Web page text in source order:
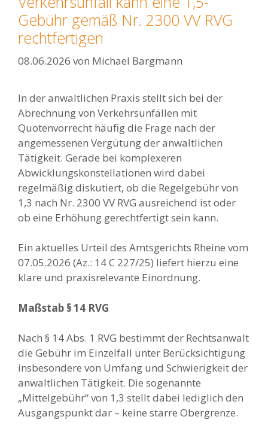
Gebühr gemäß Nr. 2300 VV RVG
rechtfertigen
08.06.2026 von Michael Bargmann
In der anwaltlichen Praxis stellt sich bei der
Abrechnung von Verkehrsunfällen mit
Quotenvorrecht häufig die Frage nach der
angemessenen Vergütung der anwaltlichen
Tätigkeit. Gerade bei komplexeren
Abwicklungskonstellationen wird dabei
regelmäßig diskutiert, ob die Regelgebühr von
1,3 nach Nr. 2300 VV RVG ausreichend ist oder
ob eine Erhöhung gerechtfertigt sein kann.
Ein aktuelles Urteil des Amtsgerichts Rheine vom
07.05.2026 (Az.: 14 C 227/25) liefert hierzu eine
klare und praxisrelevante Einordnung.
Maßstab § 14 RVG
Nach § 14 Abs. 1 RVG bestimmt der Rechtsanwalt
die Gebühr im Einzelfall unter Berücksichtigung
insbesondere von Umfang und Schwierigkeit der
anwaltlichen Tätigkeit. Die sogenannte
„Mittelgebühr“ von 1,3 stellt dabei lediglich den
Ausgangspunkt dar – keine starre Obergrenze.